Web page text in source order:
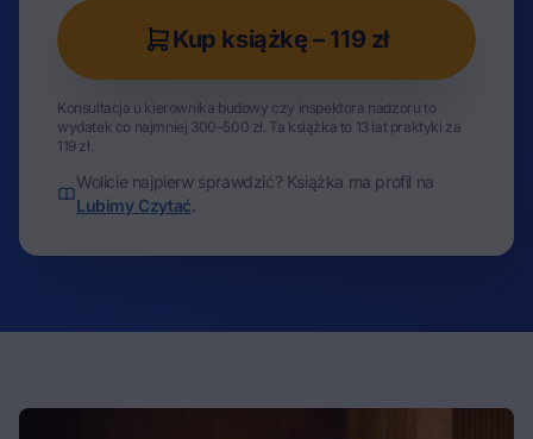
Kup książkę – 119 zł
Konsultacja u kierownika budowy czy inspektora nadzoru to
wydatek co najmniej 300–500 zł. Ta książka to 13 lat praktyki za
119 zł.
Wolicie najpierw sprawdzić? Książka ma profil na
Lubimy Czytać